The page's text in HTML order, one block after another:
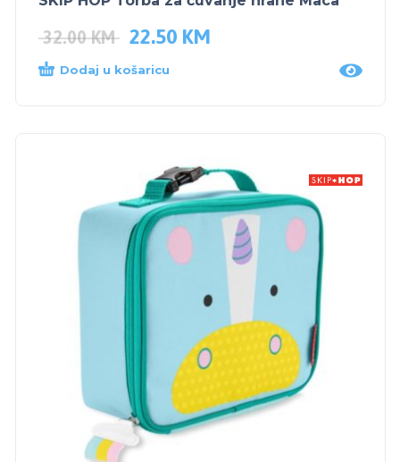
32.00KM 22.50 KM
Dodaj u košaricu